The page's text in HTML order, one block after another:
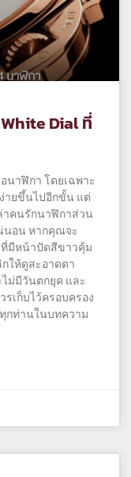
Dial ที่
นาฬิกา โดยเฉพาะ
ายขึ้นไปอีกขั้น แต่
าคนรักนาฬิกาส่วน
นอน หากคุณจะ
มีหน้าปัดสีขาวคุ้ม
ให้ดูสะอาดตา
ม่มีวันตกยุค และ
เก็บไว้ครอบครอง
กท่านในบทความ